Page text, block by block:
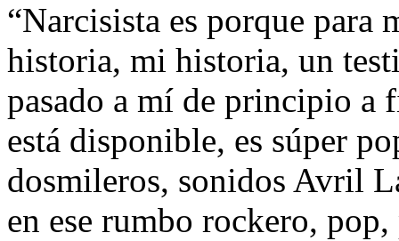
“Narcisista es porque para
historia, mi historia, un
pasado a mí de principio a
está disponible, es súper
dosmileros, sonidos Avril
en ese rumbo rockero,